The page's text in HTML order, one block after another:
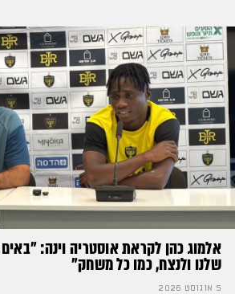
אלמוג כהן לקראת אוסטריה וינה:
שלנו ולנצח, כמו כל משחק״
5 אוגוסט 2026